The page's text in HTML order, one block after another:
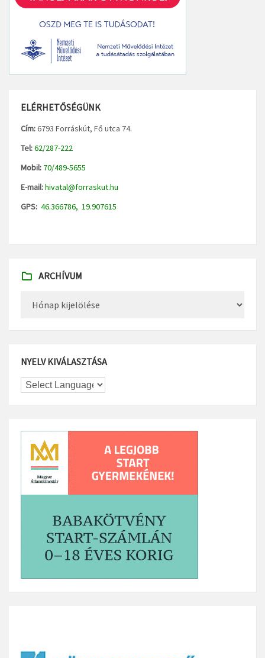
ELÉRHETŐSÉGÜNK
Cím:6793 Forráskút, Fő utca 74.
Tel:62/287-222
Mobil: 70/489-5655
E-mail:hivatal@forraskut.hu
GPS: 46.366786, 19.907615
ARCHÍVUM
NYELV KIVÁLASZTÁSA